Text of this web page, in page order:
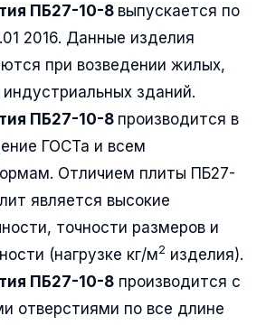
ПБ27-10-8 выпускается по
2016. Данные изделия
при возведении жилых,
зданий.
ПБ27-10-8 производится в
ГОСТа и всем
Отличием плиты ПБ27-
является высокие
точности размеров и
(нагрузке кг/м2 изделия).
ПБ27-10-8 производится с
отверстиями по все длине